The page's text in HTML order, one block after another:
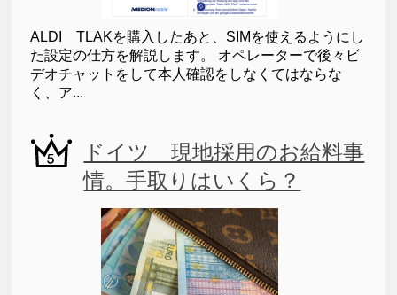
ALDI TLAKを購入したあと、SIMを使えるようにし
た設定の仕方を解説します。 オペレーターで後々ビ
デオチャットをして本人確認をしなくてはならな
く、ア...
ドイツ 現地採用のお給料事
情。手取りはいくら？